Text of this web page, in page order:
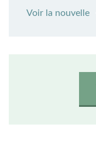
Voir la nouvelle